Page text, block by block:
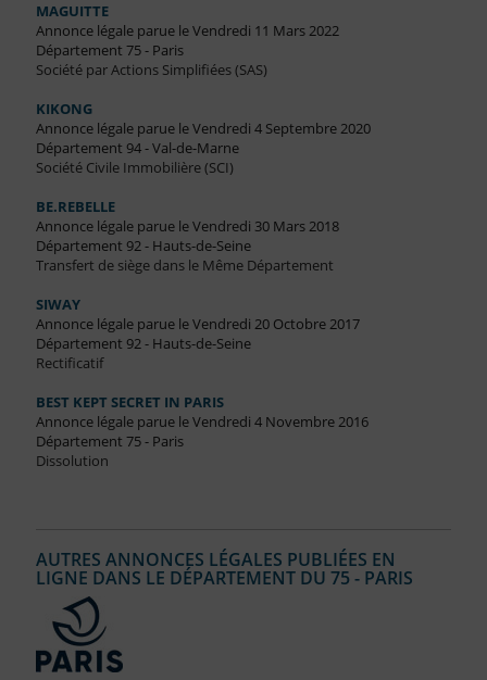
MAGUITTE
Annonce légale parue le Vendredi 11 Mars 2022
Département 75 - Paris
Société par Actions Simplifiées (SAS)
KIKONG
Annonce légale parue le Vendredi 4 Septembre 2020
Département 94 - Val-de-Marne
Société Civile Immobilière (SCI)
BE.REBELLE
Annonce légale parue le Vendredi 30 Mars 2018
Département 92 - Hauts-de-Seine
Transfert de siège dans le Même Département
SIWAY
Annonce légale parue le Vendredi 20 Octobre 2017
Département 92 - Hauts-de-Seine
Rectificatif
BEST KEPT SECRET IN PARIS
Annonce légale parue le Vendredi 4 Novembre 2016
Département 75 - Paris
Dissolution
AUTRES ANNONCES LÉGALES PUBLIÉES EN
LIGNE DANS LE DÉPARTEMENT DU 75 - PARIS